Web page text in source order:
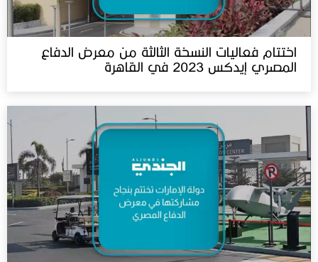
اختتام فعاليات النسخة الثالثة من معرض الدفاع
المصري إيدكس 2023 في القاهرة